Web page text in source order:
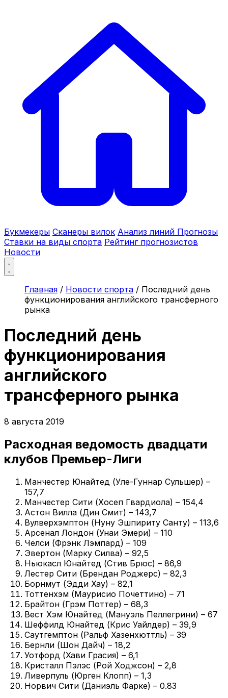
Букмекеры Сканеры вилок Анализ линий Прогнозы
Ставки на виды спорта Рейтинг прогнозистов
Новости
Главная / Новости спорта / Последний день
функционирования английского трансферного
рынка
Последний день
функционирования
английского
трансферного рынка
8 августа 2019
Расходная ведомость двадцати
клубов Премьер-Лиги
Манчестер Юнайтед (Уле-Гуннар Сульшер) –
157,7
Манчестер Сити (Хосеп Гвардиола) – 154,4
Астон Вилла (Дин Смит) – 143,7
Вулверхэмптон (Нуну Эшпириту Санту) – 113,6
Арсенал Лондон (Унаи Эмери) – 110
Челси (Фрэнк Лэмпард) – 109
Эвертон (Марку Силва) – 92,5
Ньюкасл Юнайтед (Стив Брюс) – 86,9
Лестер Сити (Брендан Роджерс) – 82,3
Борнмут (Эдди Хау) – 82,1
Тоттенхэм (Маурисио Почеттино) – 71
Брайтон (Грэм Поттер) – 68,3
Вест Хэм Юнайтед (Мануэль Пеллегрини) – 67
Шеффилд Юнайтед (Крис Уайлдер) – 39,9
Саутгемптон (Ральф Хазенхюттль) – 39
Бернли (Шон Дайч) – 18,2
Уотфорд (Хави Грасия) – 6,1
Кристалл Пэлэс (Рой Ходжсон) – 2,8
Ливерпуль (Юрген Клопп) – 1,3
Норвич Сити (Даниэль Фарке) – 0.83